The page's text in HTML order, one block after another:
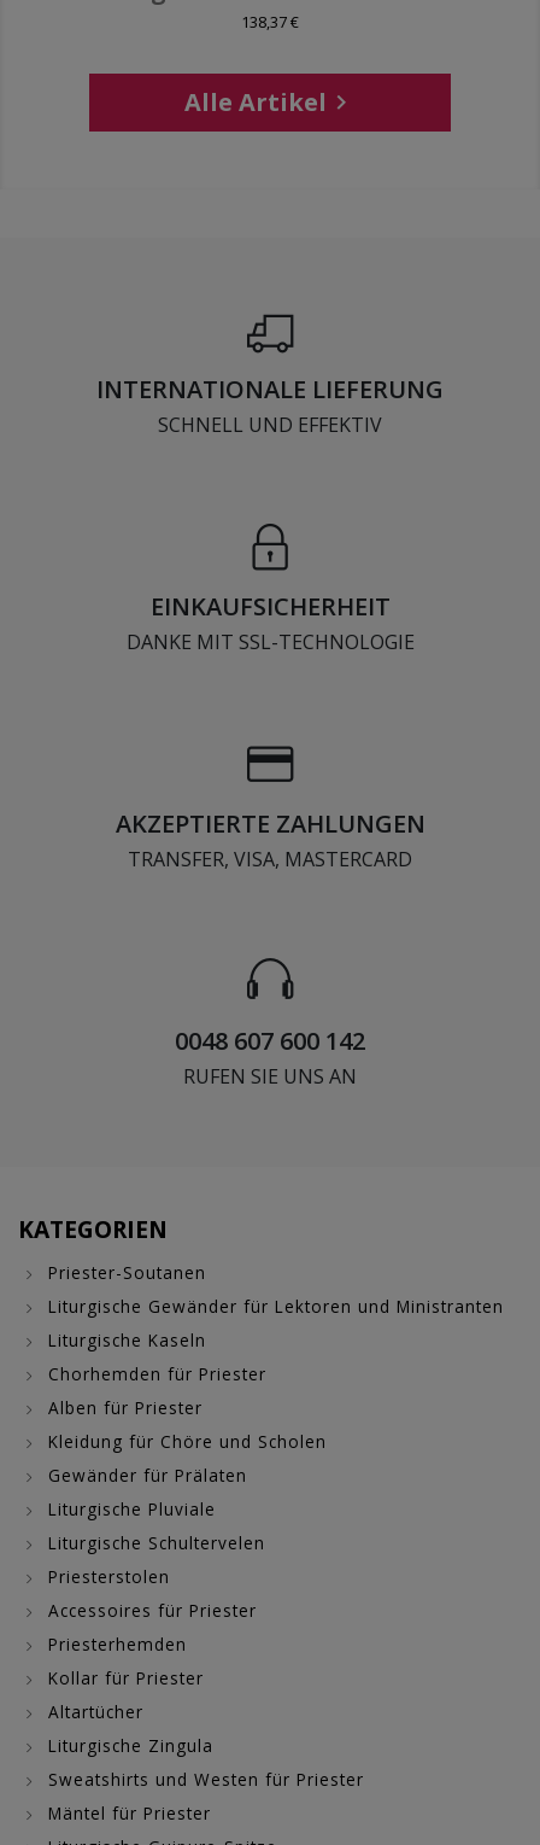
138,37 €
Alle Artikel 
INTERNATIONALE LIEFERUNG
SCHNELL UND EFFEKTIV
EINKAUFSICHERHEIT
DANKE MIT SSL-TECHNOLOGIE
AKZEPTIERTE ZAHLUNGEN
TRANSFER, VISA, MASTERCARD
0048 607 600 142
RUFEN SIE UNS AN
KATEGORIEN
Priester-Soutanen
Liturgische Gewänder für Lektoren und Ministranten
Liturgische Kaseln
Chorhemden für Priester
Alben für Priester
Kleidung für Chöre und Scholen
Gewänder für Prälaten
Liturgische Pluviale
Liturgische Schultervelen
Priesterstolen
Accessoires für Priester
Priesterhemden
Kollar für Priester
Altartücher
Liturgische Zingula
Sweatshirts und Westen für Priester
Mäntel für Priester